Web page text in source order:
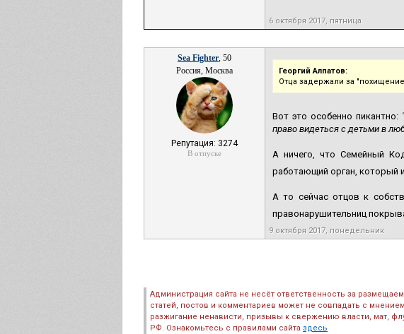
6 октября 2017, пятница
Sea Fighter, 50
Россия, Москва
Репутация: 3274
В отпуске
Георгий Алпатов:
Отца задержали за
Вот это особенно пикантно:
право видеться с детьми в
А ничего, что Семейный
работающий орган, который
А то сейчас отцов к
правонарушительниц
9 октября 2017, понедельник
Администрация сайта не несёт ответственность за
статей, постов и комментариев может не совпадать с
разжигание ненависти, призывы к свержению власти, мат,
РФ. Ознакомьтесь с правилами сайта здесь